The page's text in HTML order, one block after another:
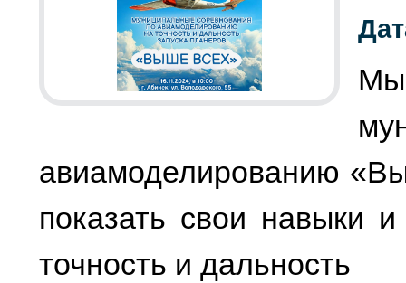
Мы
авиамоделированию
показать свои навыки
точность и дальность